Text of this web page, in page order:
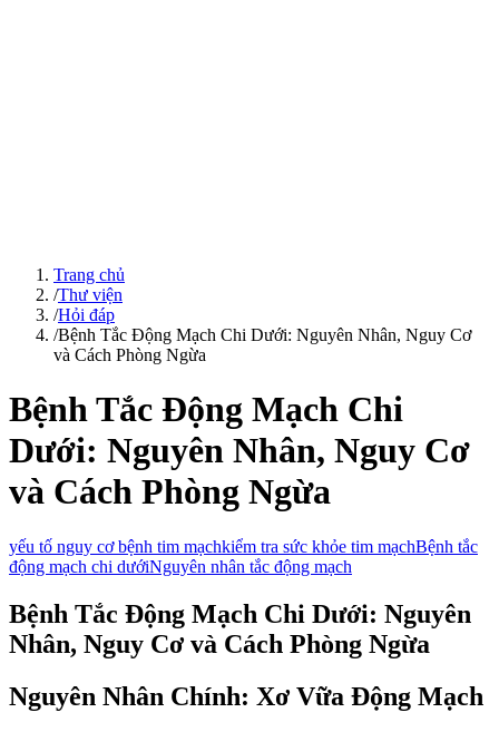
Trang chủ
/Thư viện
/Hỏi đáp
/Bệnh Tắc Động Mạch Chi Dưới: Nguyên Nhân, Nguy Cơ
và Cách Phòng Ngừa
Bệnh Tắc Động Mạch Chi
Dưới: Nguyên Nhân, Nguy Cơ
và Cách Phòng Ngừa
yếu tố nguy cơ bệnh tim mạchkiểm tra sức khỏe tim mạchBệnh tắc
động mạch chi dướiNguyên nhân tắc động mạch
Bệnh Tắc Động Mạch Chi Dưới: Nguyên
Nhân, Nguy Cơ và Cách Phòng Ngừa
Nguyên Nhân Chính: Xơ Vữa Động Mạch